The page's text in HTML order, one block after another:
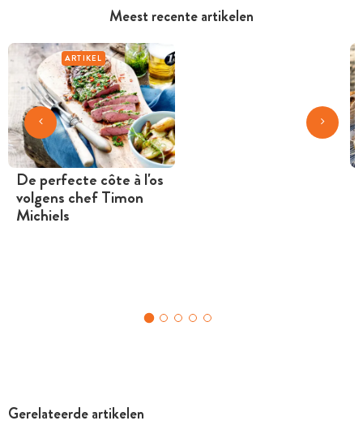
Meest recente artikelen
ARTIKEL
De perfecte côte à l'os
volgens chef Timon
Michiels
Gerelateerde artikelen